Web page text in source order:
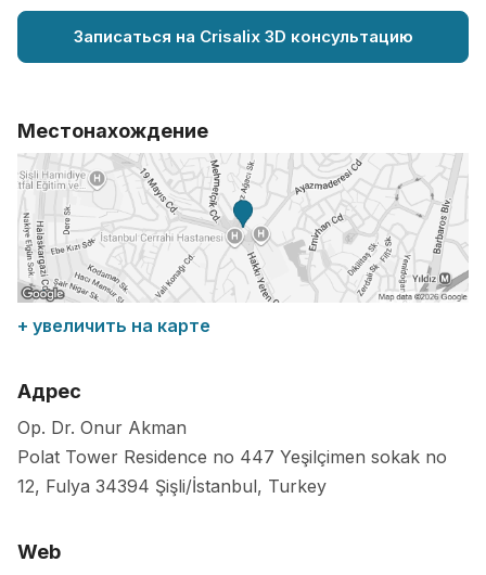
Записаться на Crisalix 3D консультацию
Местонахождение
+ увеличить на карте
Адрес
Op. Dr. Onur Akman
Polat Tower Residence no 447 Yeşilçimen sokak no
12, Fulya 34394 Şişli/İstanbul, Turkey
Web